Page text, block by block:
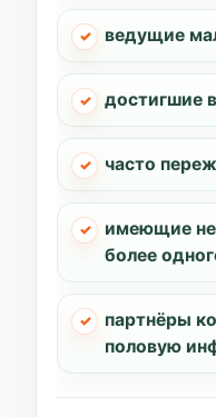
ведущие
достигшие
часто
имеющие
более
партнёры
половую